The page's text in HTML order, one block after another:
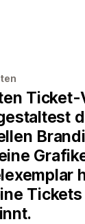
Ticket-